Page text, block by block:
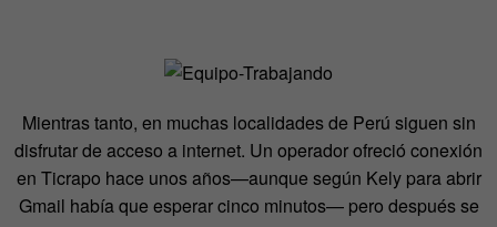
Mientras tanto, en muchas localidades de Perú siguen sin
disfrutar de acceso a internet. Un operador ofreció conexión
en Ticrapo hace unos años—aunque según Kely para abrir
Gmail había que esperar cinco minutos— pero después se